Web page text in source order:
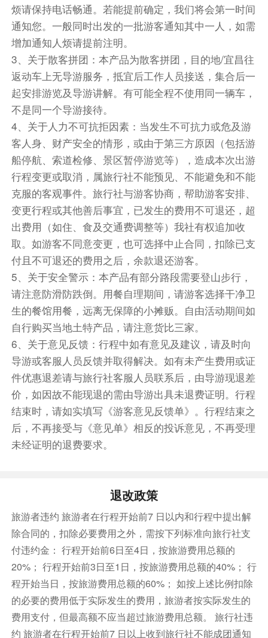
烦请保持电话畅通。若能提前确定，我们将会第一时间
通知您。一般同时出发的一批游客通知其中一人，如需
增加通知人烦请提前注明。
3、关于散客拼团：本产品为散客拼团，目的地/宜昌往
返动车上无导游服务，抵宜后工作人员接送，集合后一
起安排游览及导游讲解。有可能全程不使用同一辆车，
不是同一个导游接待。
4、关于人力不可抗拒因素：当发生不可抗力或危及游
客人身、财产安全的情形，或由于第三方原因（包括游
船停航、索道检修、景区暂停游览等），造成本次出游
行程变更或取消，属旅行社不能预见、不能避免和不能
克服的客观事件。旅行社与游客协商，帮助游客安排、
变更行程或其他善后事宜，已发生的费用不可退还，超
出费用（如住、食及交通费调整等）我社有权追加收
取。如游客不同意变更，也可选择中止合同，扣除已支
付且不可退还的费用之后，余款退还游客。
5、关于安全警示：本产品有部分路段需要登山步行，
请注意防滑防跌倒。用餐自理期间，请游客选择干净卫
生的餐馆用餐，远离无保障的小摊贩。自由活动期间如
自行购买当地土特产品，请注意货比三家。
6、关于意见反馈：行程中如有意见及建议，请及时向
导游或客服人员反馈并取得解决。如有未产生费用或证
件优惠退差请与旅行社客服人员联系后，由导游现退差
价，如因故不能现退的需由导游出具未退费证明。行程
结束时，请如实填写《游客意见反馈单》。行程结束之
后，不再接受与《意见单》相反的投诉意见，不再受理
未经证明的退费要求。
退改政策
旅游者违约 旅游者在行程开始前7 日以内和行程中提出解
除合同的，扣除必要费用之外，需按下列标准向旅行社支
付违约金： 行程开始前6日至4日，按旅游费用总额的
20%； 行程开始前3日至1日，按旅游费用总额的40%； 行
程开始当日，按旅游费用总额的60%； 如按上述比例扣除
的必要的费用低于实际发生的费用，旅游者按实际发生的
费用支付，但最高额不应当超过旅游费用总额。 旅行社违
约 旅游者在行程开始前7 日以上收到旅行社不能成团通知